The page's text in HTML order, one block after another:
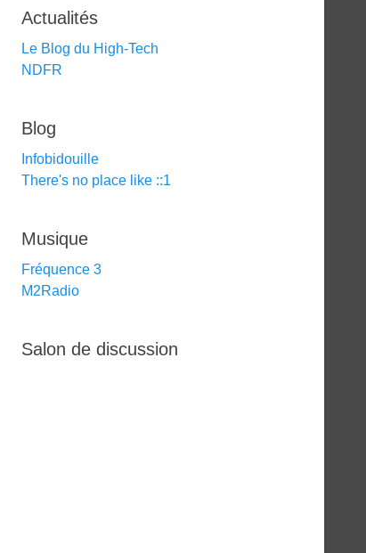
Actualités
Le Blog du High-Tech
NDFR
Blog
Infobidouille
There's no place like ::1
Musique
Fréquence 3
M2Radio
Salon de discussion